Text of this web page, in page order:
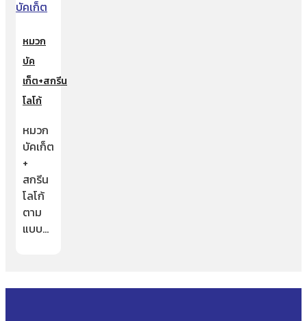
หมวก
บัค
เก็ต+สกรีน
โลโก้
หมวก
บัคเก็ต
+
สกรีน
โลโก้
ตาม
แบบ…